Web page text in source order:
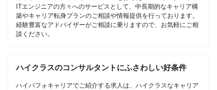
ITエンジニアの方々へのサービスとして、中長期的なキャリア構
築やキャリア転身プランのご相談や情報提供を行っております。
経験豊富なアドバイザーがご相談に乗りますので、お気軽にご相
談ください。
ハイクラスのコンサルタントにふさわしい好条件
ハイパフォキャリアでご紹介する求人は、ハイクラスなキャリア